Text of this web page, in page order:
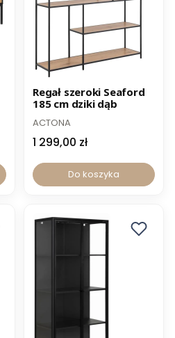
Regał szeroki Seaford
185 cm dziki dąb
ACTONA
1 299,00 zł
Do koszyka